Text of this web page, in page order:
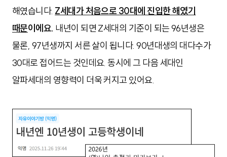
해였습니다. Z세대가 처음으로 30대에 진입한 해였기
때문이에요. 내년이 되면 Z세대의 기준이 되는 96년생은
물론, 97년생까지 서른 살이 됩니다. 90년대생의 대다수가
30대로 접어드는 것인데요. 동시에 그 다음 세대인
알파세대의 영향력이 더욱 커지고 있어요.